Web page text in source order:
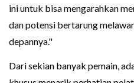
ini untuk bisa mengarahkan
dan potensi bertarung
depannya."
Dari sekian banyak pemain,